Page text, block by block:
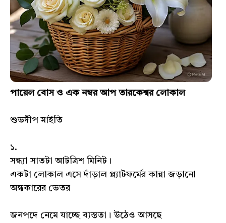
পায়েল বোস ও এক নম্বর আপ তারকেশ্বর লোকাল
শুভদীপ মাইতি
১.
সন্ধ্যা সাতটা আটত্রিশ মিনিট‌।
একটা লোকাল এসে দাঁড়াল প্ল্যাটফর্মের কান্না জড়ানো
অন্ধকারের ভেতর
জনপদে নেমে যাচ্ছে ব্যস্ততা। উঠেও আসছে